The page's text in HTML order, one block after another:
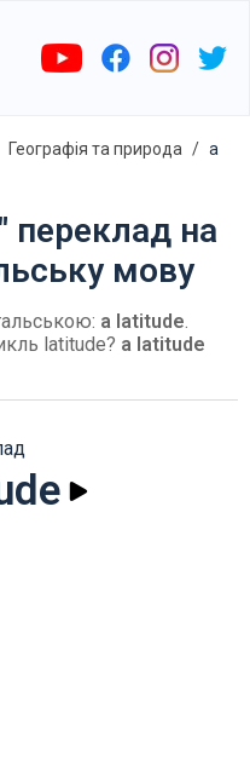
Географія та природа
a
переклад на
мову
a latitude.
latitude? a latitude